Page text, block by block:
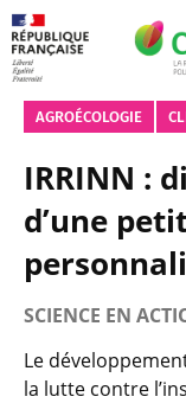
AGROÉCOLOGIE
IRRINN :
d’une
SCIENCE EN
Le
la lutte contre